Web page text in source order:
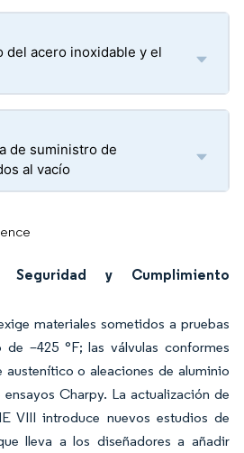
del acero inoxidable y el
de suministro de
al vacío
Seguridad y Cumplimiento
materiales sometidos a pruebas
–425 °F; las válvulas conformes
austenítico o aleaciones de aluminio
Charpy. La actualización de
VIII introduce nuevos estudios de
lleva a los diseñadores a añadir